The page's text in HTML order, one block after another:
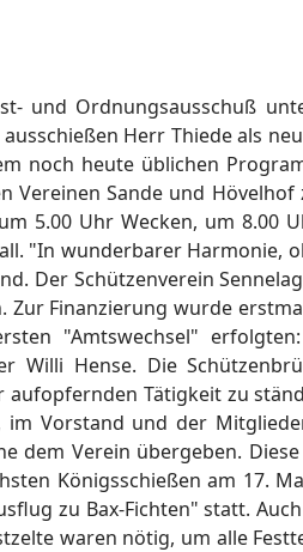
und Ordnungsausschuß
Herr Thiede als
noch heute üblichen
Vereinen Sande und
5.00 Uhr Wecken, um 8.00
"In wunderbarer Harmonie,
Der Schützenverein
Zur Finanzierung wurde
"Amtswechsel"
Willi Hense. Die
Tätigkeit zu
im Vorstand und der
dem Verein übergeben.
Königsschießen am 17.
zu Bax-Fichten" statt.
waren nötig, um alle